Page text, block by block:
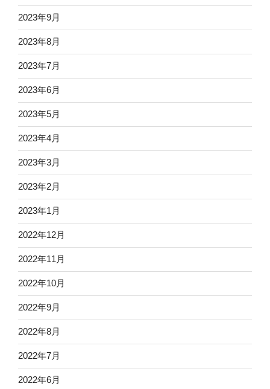
2023年9月
2023年8月
2023年7月
2023年6月
2023年5月
2023年4月
2023年3月
2023年2月
2023年1月
2022年12月
2022年11月
2022年10月
2022年9月
2022年8月
2022年7月
2022年6月